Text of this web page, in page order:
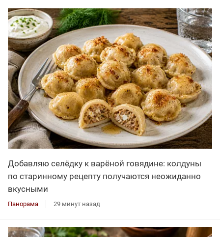
Добавляю селёдку к варёной говядине: колдуны
по старинному рецепту получаются неожиданно
вкусными
Панорама 29 минут назад